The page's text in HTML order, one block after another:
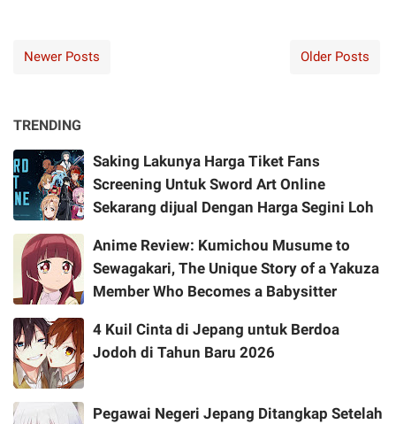
Newer Posts Older Posts
TRENDING
Saking Lakunya Harga Tiket Fans
Screening Untuk Sword Art Online
Sekarang dijual Dengan Harga Segini Loh
Anime Review: Kumichou Musume to
Sewagakari, The Unique Story of a Yakuza
Member Who Becomes a Babysitter
4 Kuil Cinta di Jepang untuk Berdoa
Jodoh di Tahun Baru 2026
Pegawai Negeri Jepang Ditangkap Setelah